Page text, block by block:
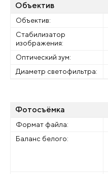
Объектив
Объектив:
Стабилизатор
изображения:
Оптический зум:
Диаметр светофильтра:
Фотосъёмка
Формат файла:
Баланс белого: